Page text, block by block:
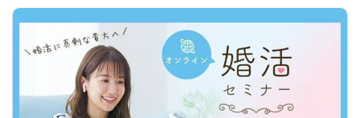
●異性とのコミュニケーションのポイントが理解できる
●好きになった女性との関係を続けられるようになる
まずは、異性が求めていることを理解し、
それを提供できる自分自身に変化していくことにより、
はじめて自分が好きな異性が自分を好きになってくれるようになり、
恋愛婚活が上手くいくようになります。
異性が求めていることを理解し、